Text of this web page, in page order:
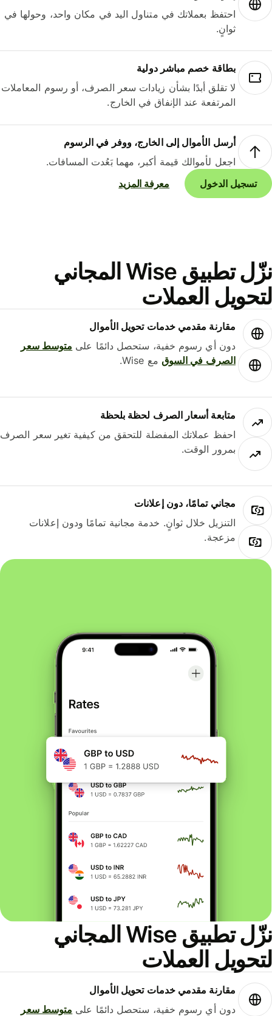
احتفظ بعملاتك في متناول اليد في مكان واحد، وحولها في
ثوانٍ.
بطاقة خصم مباشر دولية
لا تقلق أبدًا بشأن زيادات سعر الصرف، أو رسوم المعاملات
المرتفعة عند الإنفاق في الخارج.
أرسل الأموال إلى الخارج، ووفر في الرسوم
اجعل لأموالك قيمة أكبر، مهما بَعُدت المسافات.
تسجيل الدخول
معرفة المزيد
نزّل تطبيق Wise المجاني
العملات
مقارنة مقدمي خدمات تحويل الأموال
دون أي رسوم خفية، ستحصل دائمًا علىمتوسط ​​سعر
الصرف في السوقمع Wise.
متابعة أسعار الصرف لحظة بلحظة
احفظ عملاتك المفضلة للتحقق من كيفية تغير سعر الصرف
بمرور الوقت.
مجاني تمامًا، دون إعلانات
التنزيل خلال ثوانٍ. خدمة مجانية تمامًا ودون إعلانات
مزعجة.
نزّل تطبيق Wise المجاني
العملات
مقارنة مقدمي خدمات تحويل الأموال
دون أي رسوم خفية، ستحصل دائمًا علىمتوسط ​​سعر